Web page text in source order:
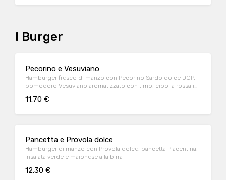
I Burger
Pecorino e Vesuviano
Hamburger fresco di manzo con Pecorino Sardo dolce DOP,
pomodoro Vesuviano aromatizzato con timo, cipolla rossa in
11.70 €
Pancetta e Provola dolce
Hamburger di manzo con Provola dolce, pancetta Piacentina,
insalata verde e maionese alla birra
12.30 €